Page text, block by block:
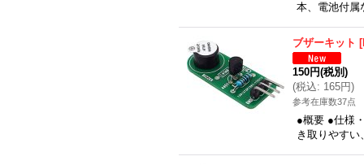
本、電池付
ブザーキット [
150円(税別)
(税込: 165円)
参考在庫数37点
●概要 ●仕様
き取りやす